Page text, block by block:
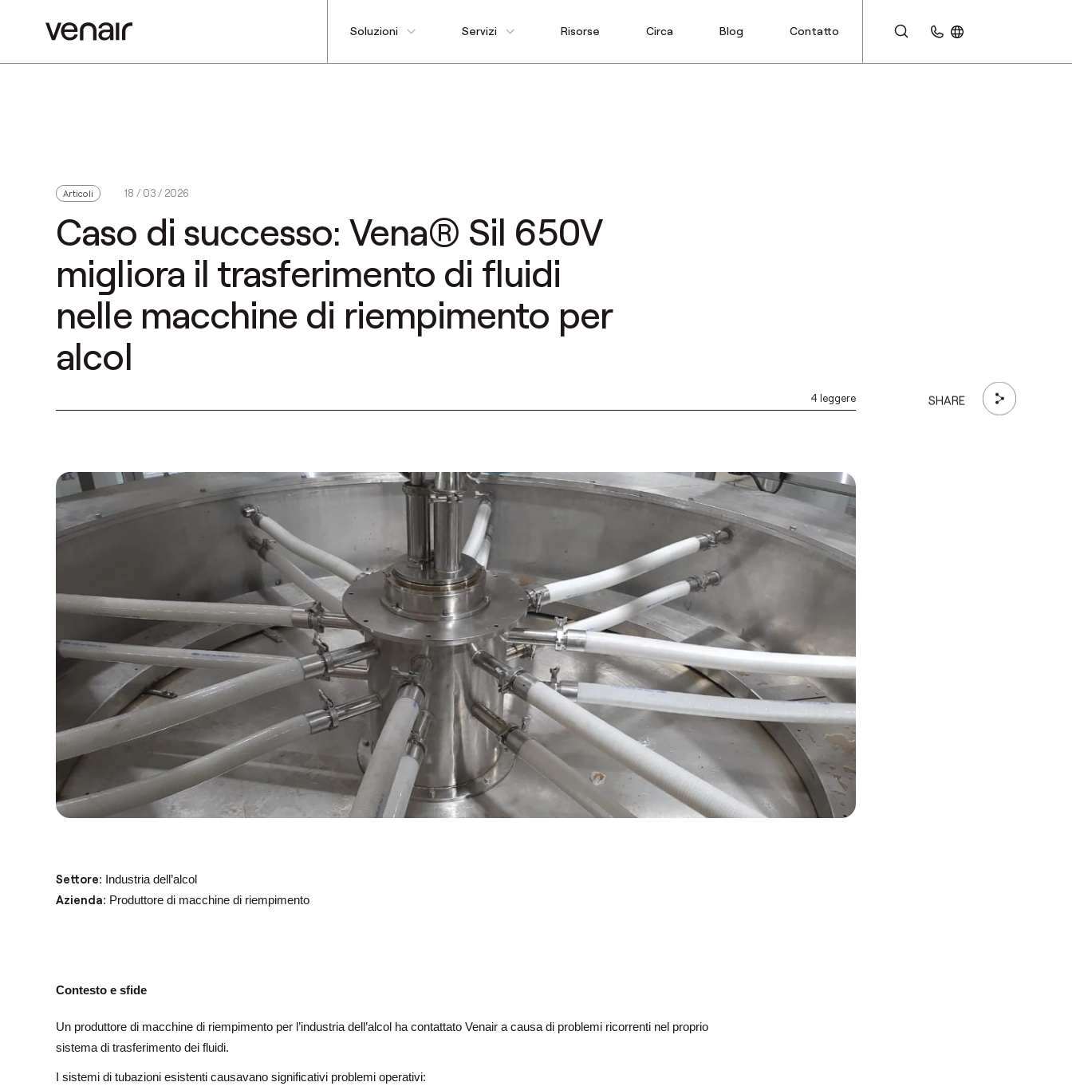
Soluzioni Servizi Risorse Circa Blog Contatto
Articoli 18 / 03 / 2026
Caso di successo: Vena® Sil 650V
migliora il trasferimento di fluidi
nelle macchine di riempimento per
alcol
4 leggere SHARE
Settore: Industria dell’alcol
Azienda: Produttore di macchine di riempimento
Contesto e sfide
Un produttore di macchine di riempimento per l’industria dell’alcol ha contattato Venair a causa di problemi ricorrenti nel proprio
sistema di trasferimento dei fluidi.
I sistemi di tubazioni esistenti causavano significativi problemi operativi: